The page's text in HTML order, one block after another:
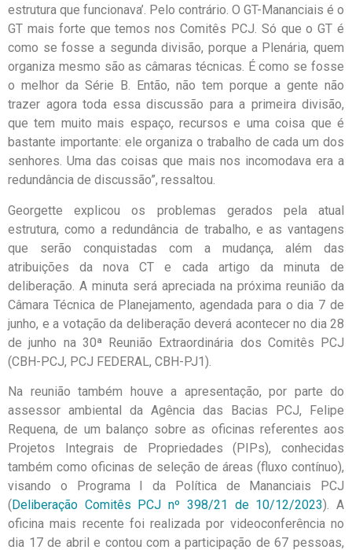
estrutura que funcionava’. Pelo contrário. O GT-Mananciais é o
GT mais forte que temos nos Comitês PCJ. Só que o GT é
como se fosse a segunda divisão, porque a Plenária, quem
organiza mesmo são as câmaras técnicas. É como se fosse
o melhor da Série B. Então, não tem porque a gente não
trazer agora toda essa discussão para a primeira divisão,
que tem muito mais espaço, recursos e uma coisa que é
bastante importante: ele organiza o trabalho de cada um dos
senhores. Uma das coisas que mais nos incomodava era a
redundância de discussão”, ressaltou.
Georgette explicou os problemas gerados pela atual
estrutura, como a redundância de trabalho, e as vantagens
que serão conquistadas com a mudança, além das
atribuições da nova CT e cada artigo da minuta de
deliberação. A minuta será apreciada na próxima reunião da
Câmara Técnica de Planejamento, agendada para o dia 7 de
junho, e a votação da deliberação deverá acontecer no dia 28
de junho na 30ª Reunião Extraordinária dos Comitês PCJ
(CBH-PCJ, PCJ FEDERAL, CBH-PJ1).
Na reunião também houve a apresentação, por parte do
assessor ambiental da Agência das Bacias PCJ, Felipe
Requena, de um balanço sobre as oficinas referentes aos
Projetos Integrais de Propriedades (PIPs), conhecidas
também como oficinas de seleção de áreas (fluxo contínuo),
visando o Programa I da Política de Mananciais PCJ
( Deliberação Comitês PCJ nº 398/21 de 10/12/2023). A
oficina mais recente foi realizada por videoconferência no
dia 17 de abril e contou com a participação de 67 pessoas,